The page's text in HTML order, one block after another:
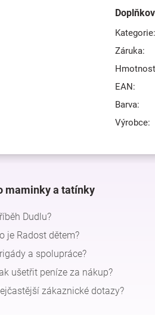
Kategorie:
Záruka:
Hmotnost
EAN:
Barva:
Výrobce:
maminky a tatínky
Dudlu?
je Radost dětem?
a spolupráce?
ušetřit peníze za nákup?
zákaznické dotazy?